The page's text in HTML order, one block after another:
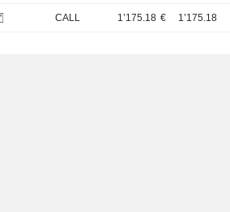
CALL 1’175.18 € 1’175.18